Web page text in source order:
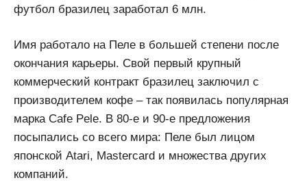
футбол бразилец заработал 6 млн.
Имя работало на Пеле в большей степени после
окончания карьеры. Свой первый крупный
коммерческий контракт бразилец заключил с
производителем кофе – так появилась популярная
марка Cafe Pele. В 80-е и 90-е предложения
посыпались со всего мира: Пеле был лицом
японской Atari, Mastercard и множества других
компаний.